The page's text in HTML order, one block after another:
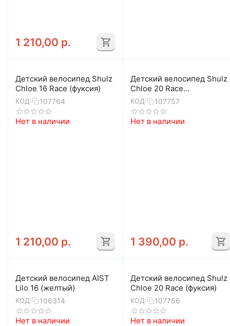
1 210,00 р.
Детский велосипед Shulz
Chloe 16 Race (фуксия)
КОД: 107764
Нет в наличии
1 210,00 р.
Детский велосипед Shulz
Chloe 20 Race
(бирюзовый)
КОД: 107757
Нет в наличии
1 390,00 р.
Детский велосипед AIST
Lilo 16 (желтый)
КОД: 106314
Нет в наличии
Детский велосипед Shulz
Chloe 20 Race (фуксия)
КОД: 107756
Нет в наличии